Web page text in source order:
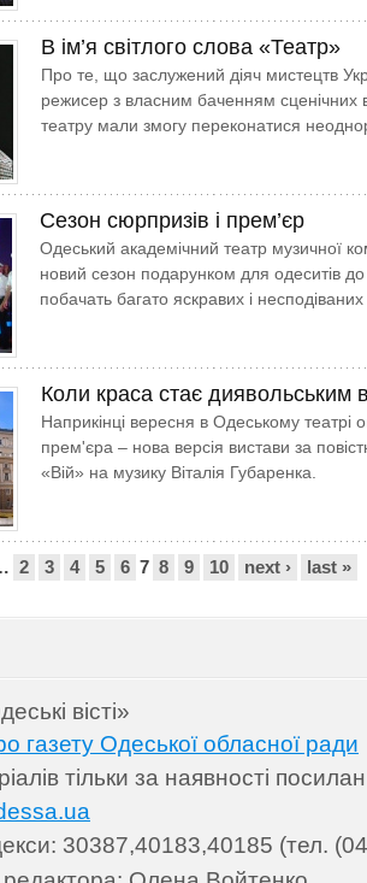
В ім’я світлого слова «Театр»
Про те, що заслужений діяч мистецтв
режисер з власним баченням сценічних
театру мали змогу переконатися
Сезон сюрпризів і прем’єр
Одеський академічний театр музичної
новий сезон подарунком для одеситів до
побачать багато яскравих і
Коли краса стає диявольським
Наприкінці вересня в Одеському театрі
прем'єра – нова версія вистави за
«Вій» на музику Віталія Губаренка.
2 3 4 5 6 7 8 9 10 next › last »
вісті»
Одеської обласної ради
тільки за наявності
30387,40183,40185 (тел.